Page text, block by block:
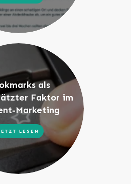
als
Faktor im
Marketing
LESEN